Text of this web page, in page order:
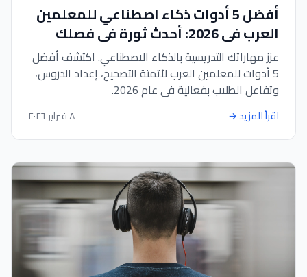
أفضل 5 أدوات ذكاء اصطناعي للمعلمين
العرب في 2026: أحدث ثورة في فصلك
الدراسي
عزز مهاراتك التدريسية بالذكاء الاصطناعي. اكتشف أفضل
5 أدوات للمعلمين العرب لأتمتة التصحيح، إعداد الدروس،
وتفاعل الطلاب بفعالية في عام 2026.
٨ فبراير ٢٠٢٦ اقرأ المزيد→